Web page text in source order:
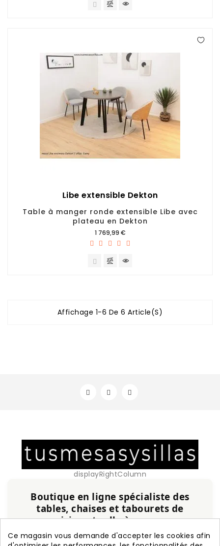
Libe extensible Dekton
Table à manger ronde extensible Libe avec
plateau en Dekton
Prix
1 769,99 €
Affichage 1-6 De 6 Article(s)
displayRightColumn
Boutique en ligne spécialiste des
tables, chaises et tabourets de
cuisine et salle à manger
Service personnalisé, expérience et qualité
Ce magasin vous demande d'accepter les cookies afin